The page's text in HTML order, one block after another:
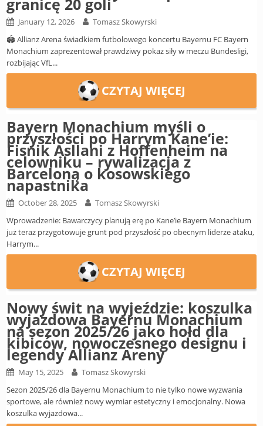
granicę 20 goli
January 12, 2026
Tomasz Skowyrski
🏟️ Allianz Arena świadkiem futbolowego koncertu Bayernu FC Bayern
Monachium zaprezentował prawdziwy pokaz siły w meczu Bundesligi,
rozbijając VfL...
CZYTAJ WIĘCEJ
Bayern Monachium myśli o
przyszłości po Harrym Kane’ie:
Fisnik Asllani z Hoffenheim na
celowniku – rywalizacja z
Barceloną o kosowskiego
napastnika
October 28, 2025
Tomasz Skowyrski
Wprowadzenie: Bawarczycy planują erę po Kane’ie Bayern Monachium
już teraz przygotowuje grunt pod przyszłość po obecnym liderze ataku,
Harrym...
CZYTAJ WIĘCEJ
Nowy świt na wyjeździe: koszulka
wyjazdowa Bayernu Monachium
na sezon 2025/26 jako hołd dla
kibiców, nowoczesnego designu i
legendy Allianz Areny
May 15, 2025
Tomasz Skowyrski
Sezon 2025/26 dla Bayernu Monachium to nie tylko nowe wyzwania
sportowe, ale również nowy wymiar estetyczny i emocjonalny. Nowa
koszulka wyjazdowa...